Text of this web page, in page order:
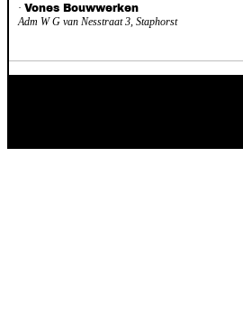
· Vones Bouwwerken
Adm W G van Nesstraat 3, Staphorst